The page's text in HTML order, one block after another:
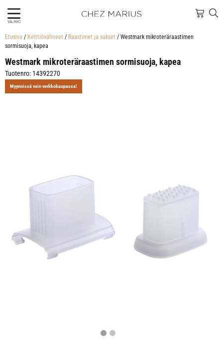
VALIKKO
Etusivu / Keittiövälineet / Raastimet ja sakset / Westmark mikroteräraastimen
sormisuoja, kapea
Westmark mikroteräraastimen sormisuoja, kapea
Tuotenro: 14392270
Myynnissä vain verkkokaupassa!